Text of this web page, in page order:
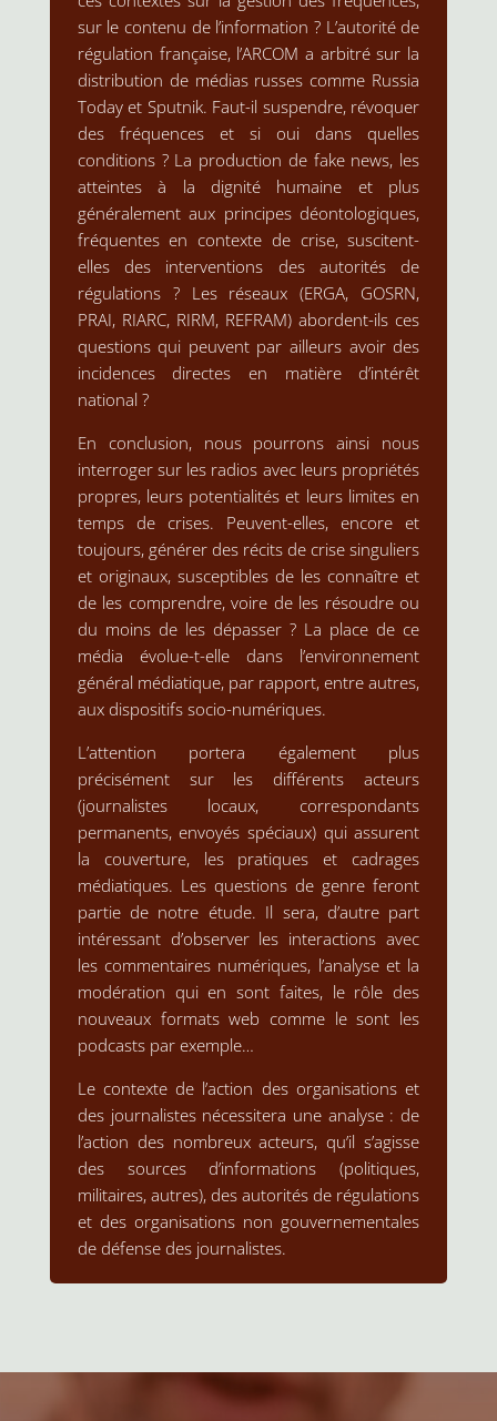
sur le contenu de l’information ? L’autorité de
régulation française, l’ARCOM a arbitré sur la
distribution de médias russes comme Russia
Today et Sputnik. Faut-il suspendre, révoquer
des fréquences et si oui dans quelles
conditions ? La production de fake news, les
atteintes à la dignité humaine et plus
généralement aux principes déontologiques,
fréquentes en contexte de crise, suscitent-
elles des interventions des autorités de
régulations ? Les réseaux (ERGA, GOSRN,
PRAI, RIARC, RIRM, REFRAM) abordent-ils ces
questions qui peuvent par ailleurs avoir des
incidences directes en matière d’intérêt
national ?
En conclusion, nous pourrons ainsi nous
interroger sur les radios avec leurs propriétés
propres, leurs potentialités et leurs limites en
temps de crises. Peuvent-elles, encore et
toujours, générer des récits de crise singuliers
et originaux, susceptibles de les connaître et
de les comprendre, voire de les résoudre ou
du moins de les dépasser ? La place de ce
média évolue-t-elle dans l’environnement
général médiatique, par rapport, entre autres,
aux dispositifs socio-numériques.
L’attention portera également plus
précisément sur les différents acteurs
(journalistes locaux, correspondants
permanents, envoyés spéciaux) qui assurent
la couverture, les pratiques et cadrages
médiatiques. Les questions de genre feront
partie de notre étude. Il sera, d’autre part
intéressant d’observer les interactions avec
les commentaires numériques, l’analyse et la
modération qui en sont faites, le rôle des
nouveaux formats web comme le sont les
podcasts par exemple…
Le contexte de l’action des organisations et
des journalistes nécessitera une analyse : de
l’action des nombreux acteurs, qu’il s’agisse
des sources d’informations (politiques,
militaires, autres), des autorités de régulations
et des organisations non gouvernementales
de défense des journalistes.